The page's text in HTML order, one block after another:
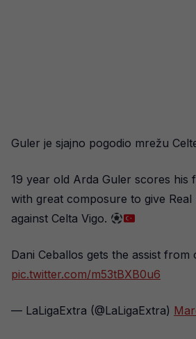
Guler je sjajno pogodio mrežu
19 year old Arda Guler scores his
with great composure to give
against Celta Vigo.
Dani Ceballos gets the assist from
pic.twitter.com/m53tBXB0u6
— LaLigaExtra (@LaLigaExtra)